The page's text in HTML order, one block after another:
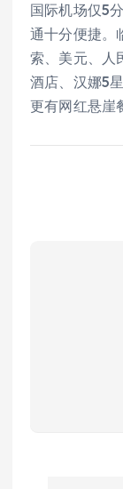
国际机场仅5
通十分便捷。
索、美元、人
酒店、汉娜5
更有网红悬崖